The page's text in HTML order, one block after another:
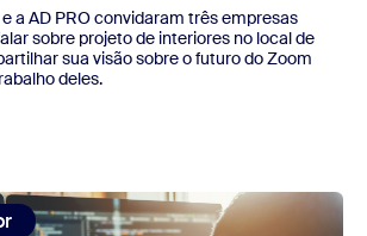
a AD PRO convidaram três empresas
sobre projeto de interiores no local de
sua visão sobre o futuro do Zoom
deles.
desenvolvedores de vídeo da Twilio: